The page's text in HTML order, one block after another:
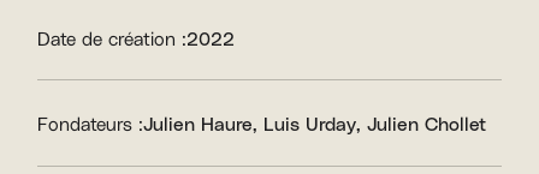
Date de création :2022
Fondateurs :Julien Haure Luis Urday Julien Chollet